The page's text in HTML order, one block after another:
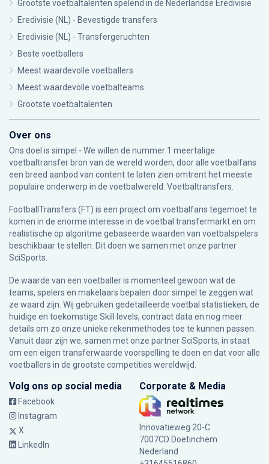
Grootste voetbaltalenten spelend in de Nederlandse Eredivisie
Eredivisie (NL) - Bevestigde transfers
Eredivisie (NL) - Transfergeruchten
Beste voetballers
Meest waardevolle voetballers
Meest waardevolle voetbalteams
Grootste voetbaltalenten
Over ons
Ons doel is simpel - We willen de nummer 1 meertalige
voetbaltransfer bron van de wereld worden, door alle voetbalfans
een breed aanbod van content te laten zien omtrent het meeste
populaire onderwerp in de voetbalwereld: Voetbaltransfers.
FootballTransfers (FT) is een project om voetbalfans tegemoet te
komen in de enorme interesse in de voetbal transfermarkt en om
realistische op algoritme gebaseerde waarden van voetbalspelers
beschikbaar te stellen. Dit doen we samen met onze partner
SciSports
De waarde van een voetballer is momenteel gewoon wat de
teams, spelers en makelaars bepalen door simpel te zeggen wat
ze waard zijn. Wij gebruiken gedetailleerde voetbal statistieken, de
huidige en toekomstige Skill levels, contract data en nog meer
details om zo onze unieke rekenmethodes toe te kunnen passen.
Vanuit daar zijn we, samen met onze partner SciSports, in staat
om een eigen transferwaarde voorspelling te doen en dat voor alle
voetballers in de grootste competities wereldwijd.
Volg ons op social media
Facebook
Instagram
X
LinkedIn
Corporate & Media
Innovatieweg 20-C
7007CD Doetinchem
Nederland